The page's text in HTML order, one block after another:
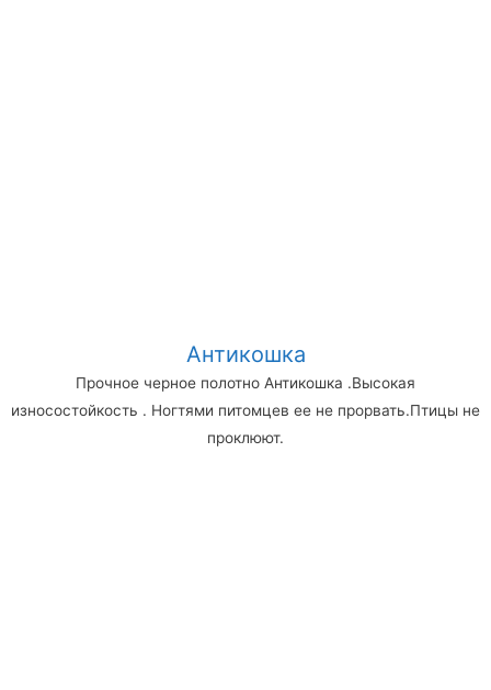
Антикошка
Прочное черное полотно Антикошка .Высокая
износостойкость . Ногтями питомцев ее не прорвать.Птицы не
проклюют.